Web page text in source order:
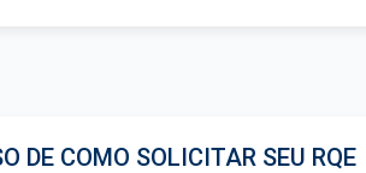
DE COMO SOLICITAR SEU RQE